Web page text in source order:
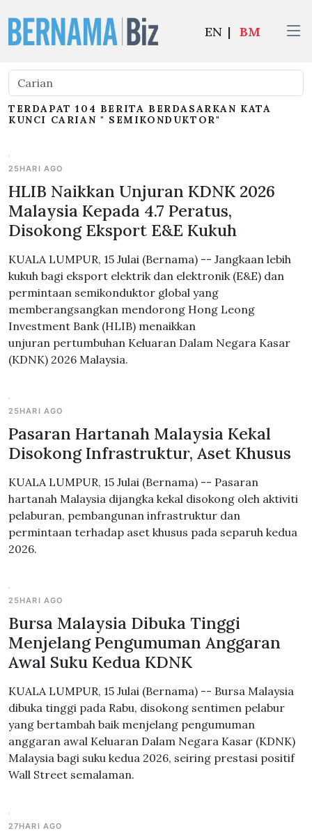
EN | BM
TERDAPAT 104 BERITA BERDASARKAN KATA
KUNCI CARIAN " SEMIKONDUKTOR"
25HARI AGO
HLIB Naikkan Unjuran KDNK 2026
Malaysia Kepada 4.7 Peratus,
Disokong Eksport E&E Kukuh
KUALA LUMPUR, 15 Julai (Bernama) -- Jangkaan lebih
kukuh bagi eksport elektrik dan elektronik (E&E) dan
permintaan semikonduktor global yang
memberangsangkan mendorong Hong Leong
Investment Bank (HLIB) menaikkan
unjuran pertumbuhan Keluaran Dalam Negara Kasar
(KDNK) 2026 Malaysia.
25HARI AGO
Pasaran Hartanah Malaysia Kekal
Disokong Infrastruktur, Aset Khusus
KUALA LUMPUR, 15 Julai (Bernama) -- Pasaran
hartanah Malaysia dijangka kekal disokong oleh aktiviti
pelaburan, pembangunan infrastruktur dan
permintaan terhadap aset khusus pada separuh kedua
2026.
25HARI AGO
Bursa Malaysia Dibuka Tinggi
Menjelang Pengumuman Anggaran
Awal Suku Kedua KDNK
KUALA LUMPUR, 15 Julai (Bernama) -- Bursa Malaysia
dibuka tinggi pada Rabu, disokong sentimen pelabur
yang bertambah baik menjelang pengumuman
anggaran awal Keluaran Dalam Negara Kasar (KDNK)
Malaysia bagi suku kedua 2026, seiring prestasi positif
Wall Street semalaman.
27HARI AGO